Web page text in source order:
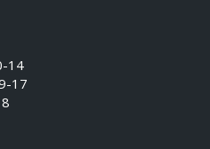
14
17